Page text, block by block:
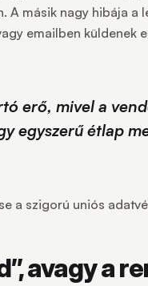
A másik nagy hibája
emailben küldenek
erő, mivel a
egyszerű étlap
a szigorú uniós
avagy a